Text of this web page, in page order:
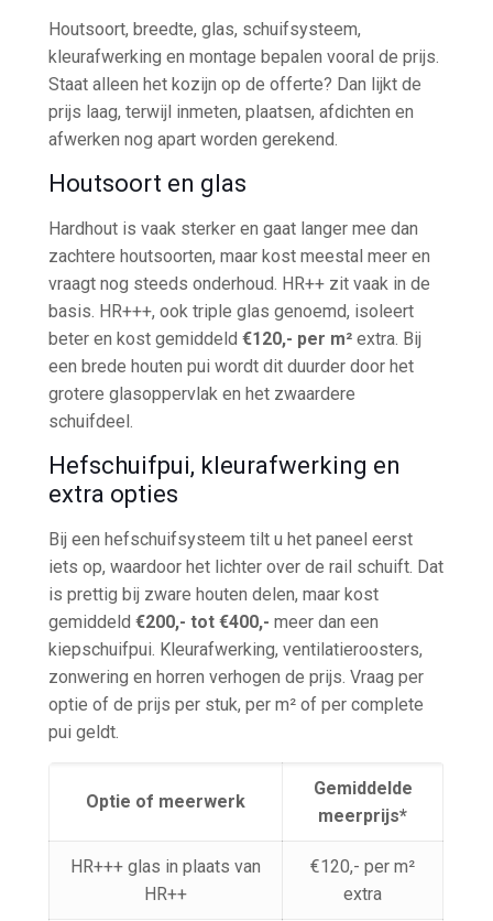
Houtsoort, breedte, glas, schuifsysteem,
kleurafwerking en montage bepalen vooral de prijs.
Staat alleen het kozijn op de offerte? Dan lijkt de
prijs laag, terwijl inmeten, plaatsen, afdichten en
afwerken nog apart worden gerekend.
Houtsoort en glas
Hardhout is vaak sterker en gaat langer mee dan
zachtere houtsoorten, maar kost meestal meer en
vraagt nog steeds onderhoud. HR++ zit vaak in de
basis. HR+++, ook triple glas genoemd, isoleert
beter en kost gemiddeld€120,- per m² extra. Bij
een brede houten pui wordt dit duurder door het
grotere glasoppervlak en het zwaardere
schuifdeel.
Hefschuifpui, kleurafwerking en
extra opties
Bij een hefschuifsysteem tilt u het paneel eerst
iets op, waardoor het lichter over de rail schuift. Dat
is prettig bij zware houten delen, maar kost
gemiddeld€200,- tot €400,- meer dan een
kiepschuifpui. Kleurafwerking, ventilatieroosters,
zonwering en horren verhogen de prijs. Vraag per
optie of de prijs per stuk, per m² of per complete
pui geldt.
Optie of meerwerk
Gemiddelde
meerprijs*
HR+++ glas in plaats van
HR++
€120,- per m²
extra